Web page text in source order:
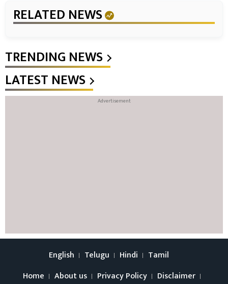
RELATED NEWS
TRENDING NEWS
LATEST NEWS
English Telugu Hindi
Tamil
Home
About us Privacy Policy Disclaimer